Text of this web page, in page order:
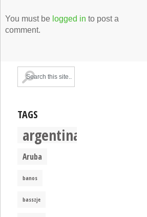
You must be logged in to post a
comment.
TAGS
argentina
Aruba
banos
basszje